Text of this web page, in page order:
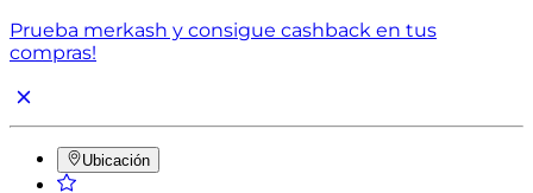
Prueba merkash y consigue cashback en tus
compras!
Ubicación